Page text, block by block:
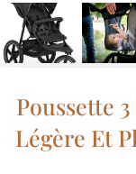
Poussette
Légère Et